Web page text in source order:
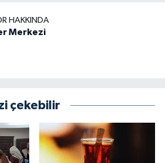
HAKKINDA
Merkezi
çekebilir